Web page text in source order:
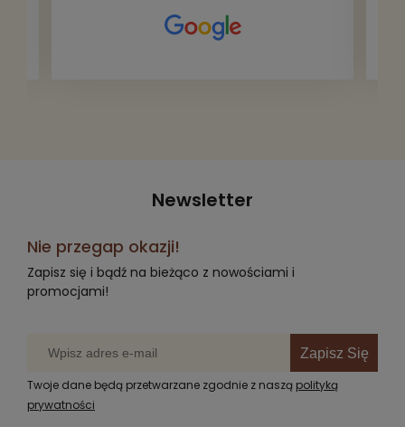
– nasze książki w trakcie
przepakowywania. Część oddaliśmy
Newsletter
Nie przegap okazji!
Zapisz się i bądź na bieżąco z nowościami i
promocjami!
Zapisz Się
Twoje dane będą przetwarzane zgodnie z naszą polityką
prywatności